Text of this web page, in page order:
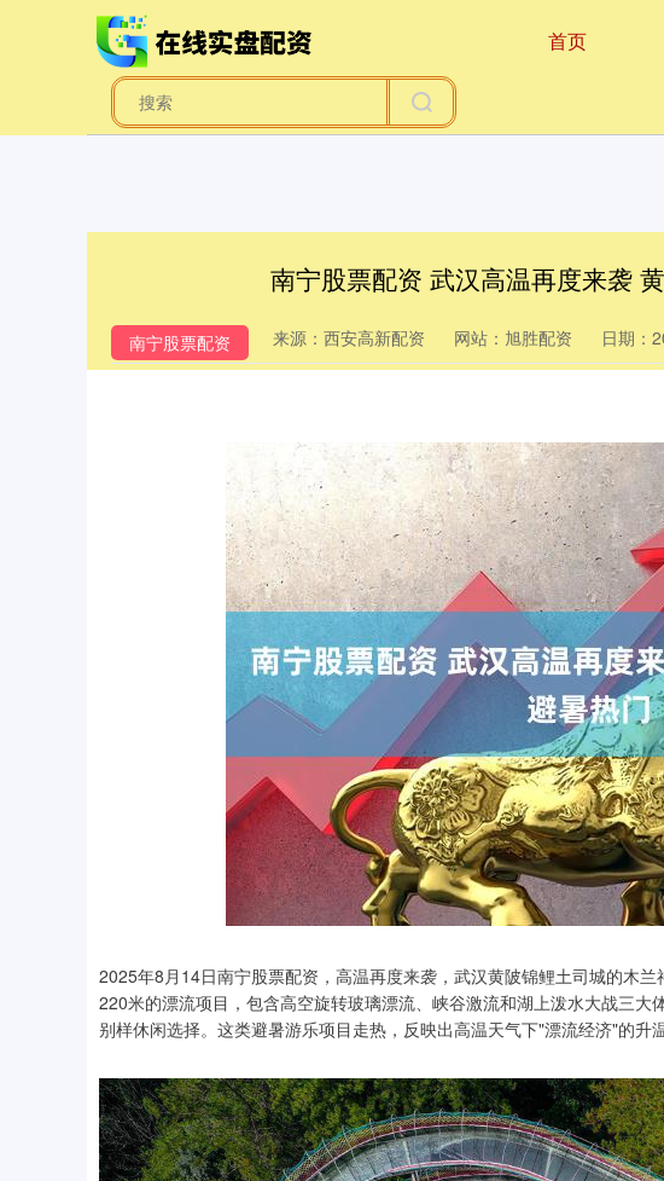
首页
南宁股票配资 武汉高温再度来袭
南宁股票配资 来源：西安高新配资 网站：旭胜配资 日期：
2025年8月14日南宁股票配资，高温再度来袭，武汉黄陂锦鲤土司城的木
220米的漂流项目，包含高空旋转玻璃漂流、峡谷激流和湖上泼水大战三
别样休闲选择。这类避暑游乐项目走热，反映出高温天气下"漂流经济"的升